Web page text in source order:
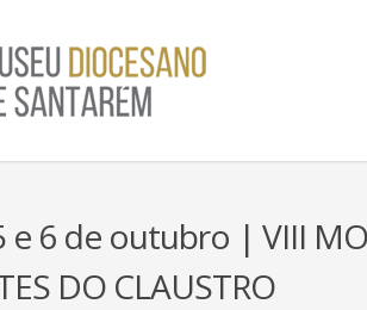
e 6 de outubro | VIII
DO CLAUSTRO